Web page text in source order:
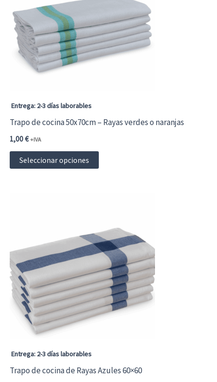
Entrega: 2-3 días laborables
Trapo de cocina 50x70cm – Rayas verdes o naranjas
1,00€ +IVA
Seleccionar opciones
Este
producto
Las
opciones
se
pueden
elegir
en
de
Entrega: 2-3 días laborables
Trapo de cocina de Rayas Azules 60×60